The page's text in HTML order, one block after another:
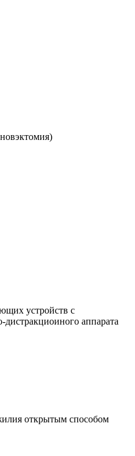
устройств с
аппарата
открытым способом